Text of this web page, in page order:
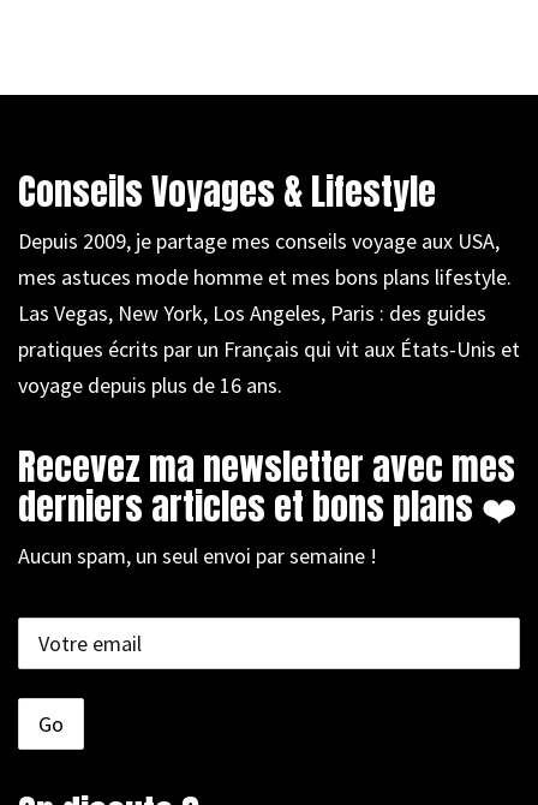
Conseils Voyages & Lifestyle
Depuis 2009, je partage mes conseils voyage aux USA,
mes astuces mode homme et mes bons plans lifestyle.
Las Vegas, New York, Los Angeles, Paris : des guides
pratiques écrits par un Français qui vit aux États-Unis et
voyage depuis plus de 16 ans.
Recevez ma newsletter avec mes
derniers articles et bons plans ❤️
Aucun spam, un seul envoi par semaine !